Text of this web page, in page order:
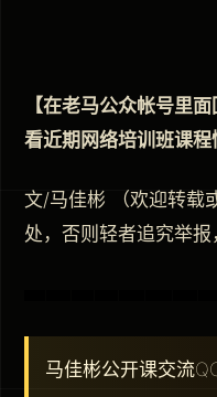
【在老马公众帐号里
看近期网络培训班课程
文/马佳彬 （欢迎转载
处，否则轻者追究举报
马佳彬公开课交流